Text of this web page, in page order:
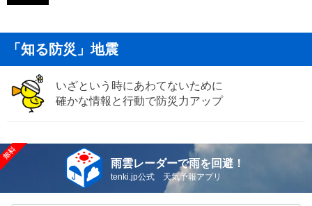
「知る防災」地震
いざという時にあわてないために
確かな情報と行動で防災力アップ
雨雲レーダーで雨を回避！
tenki.jp公式 天気予報アプリ